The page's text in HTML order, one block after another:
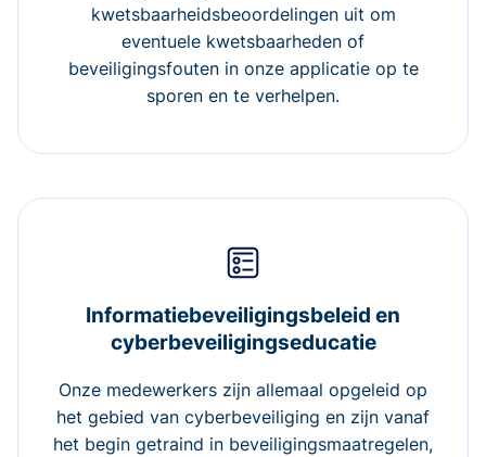
kwetsbaarheidsbeoordelingen uit om
eventuele kwetsbaarheden of
beveiligingsfouten in onze applicatie op te
sporen en te verhelpen.
Informatiebeveiligingsbeleid en
cyberbeveiligingseducatie
Onze medewerkers zijn allemaal opgeleid op
het gebied van cyberbeveiliging en zijn vanaf
het begin getraind in beveiligingsmaatregelen,